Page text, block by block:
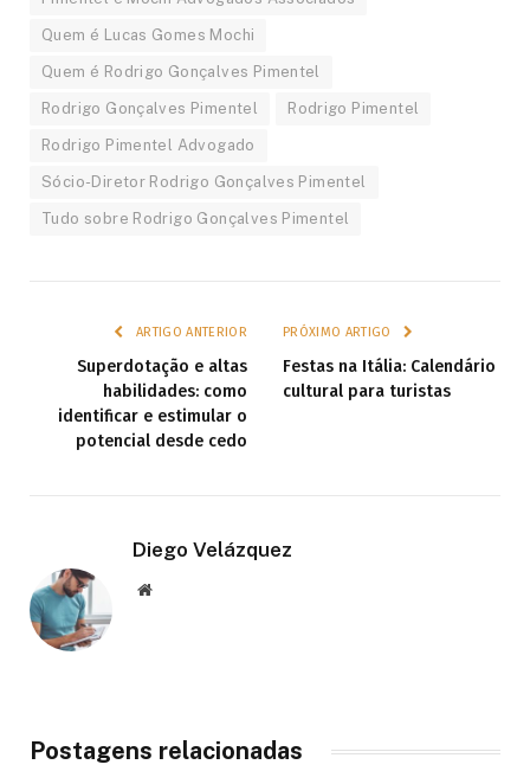
Quem é Lucas Gomes Mochi
Quem é Rodrigo Gonçalves Pimentel
Rodrigo Gonçalves Pimentel Rodrigo Pimentel
Rodrigo Pimentel Advogado
Sócio-Diretor Rodrigo Gonçalves Pimentel
Tudo sobre Rodrigo Gonçalves Pimentel
ARTIGO ANTERIOR
Superdotação e altas
habilidades: como
identificar e estimular o
potencial desde cedo
PRÓXIMO ARTIGO
Festas na Itália: Calendário
cultural para turistas
Diego Velázquez
Website
Postagens relacionadas